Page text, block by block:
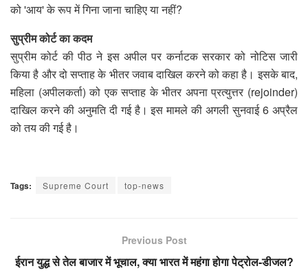
को 'आय' के रूप में गिना जाना चाहिए या नहीं?
सुप्रीम कोर्ट का कदम
सुप्रीम कोर्ट की पीठ ने इस अपील पर कर्नाटक सरकार को नोटिस जारी
किया है और दो सप्ताह के भीतर जवाब दाखिल करने को कहा है। इसके बाद,
महिला (अपीलकर्ता) को एक सप्ताह के भीतर अपना प्रत्युत्तर (rejoinder)
दाखिल करने की अनुमति दी गई है। इस मामले की अगली सुनवाई 6 अप्रैल
को तय की गई है।
Tags: Supreme Court top-news
Previous Post
ईरान युद्ध से तेल बाजार में भूचाल, क्या भारत में महंगा होगा पेट्रोल-डीजल?